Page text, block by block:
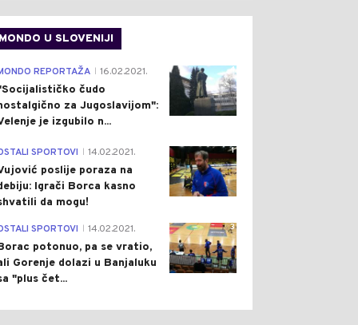
MONDO U SLOVENIJI
4
REPORTAŽA 16.02.2021.
čudo
za Jugoslavijom":
je izgubilo n...
1
SPORTOVI 14.02.2021.
poslije poraza na
Igrači Borca kasno
da mogu!
3
SPORTOVI 14.02.2021.
potonuo, pa se vratio,
Gorenje dolazi u Banjaluku
"plus čet...